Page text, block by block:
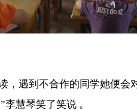
到不合作的同学她便会对其
”李慧琴笑了笑说 。